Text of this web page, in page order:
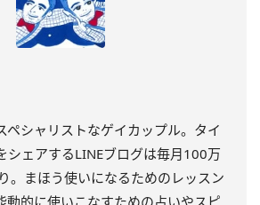
ペシャリストなゲイカップル。タイ
シェアするLINEブログは毎月100万
。まほう使いになるためのレッスン
動的に使いこなすための占いやスピ